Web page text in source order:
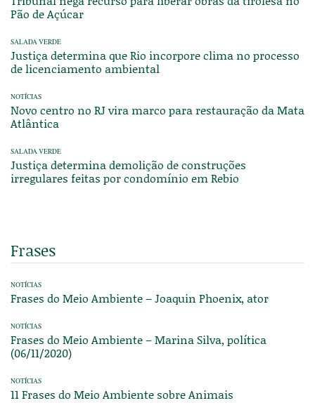
Pão de Açúcar
SALADA VERDE
Justiça determina que Rio incorpore clima no processo
de licenciamento ambiental
NOTÍCIAS
Novo centro no RJ vira marco para restauração da Mata
Atlântica
SALADA VERDE
Justiça determina demolição de construções
irregulares feitas por condomínio em Rebio
Frases
NOTÍCIAS
Frases do Meio Ambiente – Joaquin Phoenix, ator
NOTÍCIAS
Frases do Meio Ambiente – Marina Silva, política
(06/11/2020)
NOTÍCIAS
11 Frases do Meio Ambiente sobre Animais